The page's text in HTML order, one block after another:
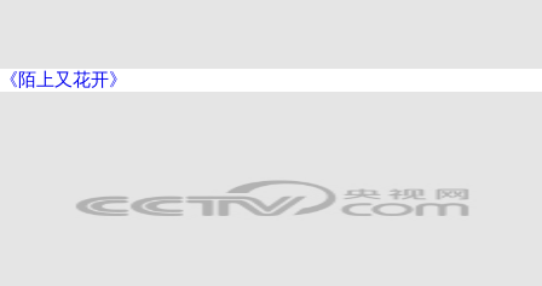
《陌上又花开》